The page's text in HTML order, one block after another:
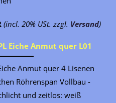
(incl. 20% USt. zzgl. Versand)
Eiche Anmut quer L01
Anmut quer 4 Lisenen
Röhrenspan Vollbau -
und zeitlos: weiß